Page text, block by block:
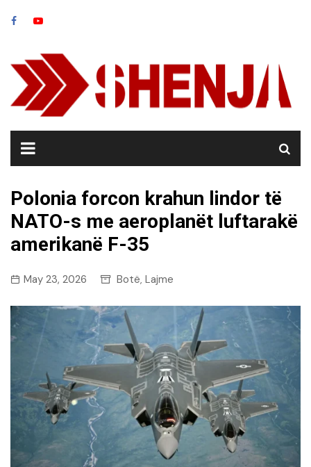
Polonia forcon krahun lindor të
NATO-s me aeroplanët luftarakë
amerikanë F-35
May 23, 2026 Botë, Lajme